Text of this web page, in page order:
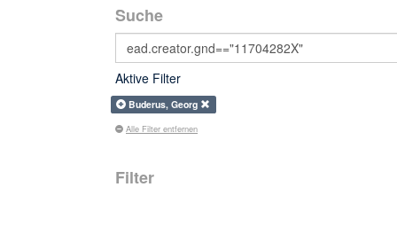
Suche
Aktive Filter
Buderus, Georg
Alle Filter entfernen
Filter